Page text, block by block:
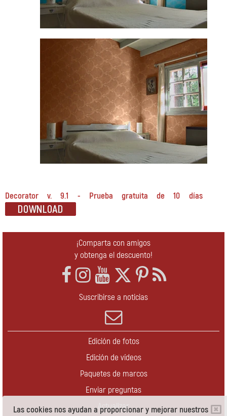
Las cookies nos ayudan a proporcionar y mejorar nuestros
Decorator v. 9.1 - Prueba gratuita de 10 días
¡Comparta con amigos
y obtenga el descuento!
Suscribirse a noticias
Edición de fotos
Edición de vídeos
Paquetes de marcos
Enviar preguntas
Actualizar